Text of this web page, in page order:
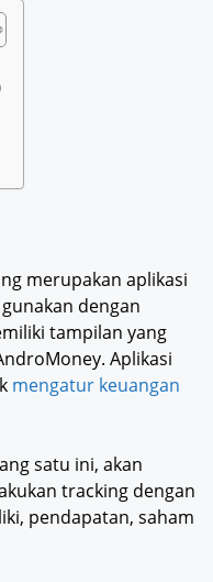
merupakan aplikasi
dengan
tampilan yang
Aplikasi
mengatur keuangan
satu ini, akan
tracking dengan
pendapatan, saham